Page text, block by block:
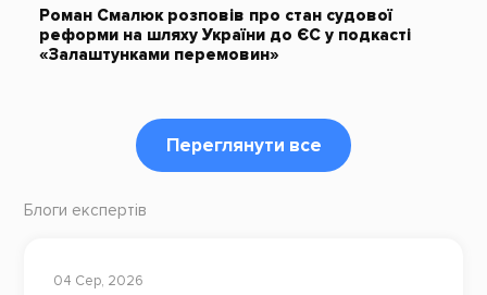
Роман Смалюк розповів про стан судової
реформи на шляху України до ЄС у подкасті
«Залаштунками перемовин»
Переглянути все
Блоги експертів
04 Сер, 2026